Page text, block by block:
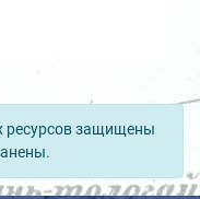
ресурсов защищены